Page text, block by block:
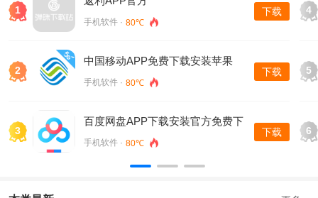
1
手机软件 · 80℃
下载
2
中国移动APP免费下载安装苹果
手机软件 · 80℃
下载
3
百度网盘APP下载安装官方免费下
手机软件 · 80℃
下载
4
5
6